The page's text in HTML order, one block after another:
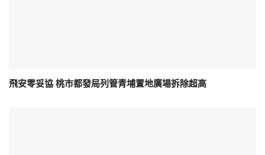
飛安零妥協 桃市都發局列管青埔置地廣場拆除超高